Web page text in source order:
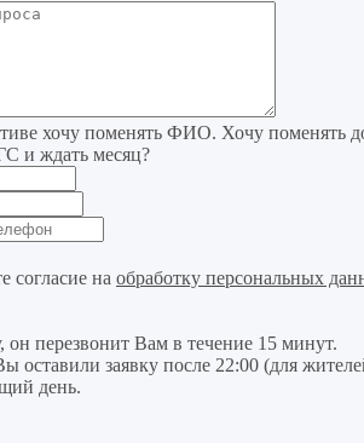
хочу поменять ФИО. Хочу поменять
и ждать месяц?
согласие на обработку персональных
перезвонит Вам в течение 15 минут.
оставили заявку после 22:00 (для
день.